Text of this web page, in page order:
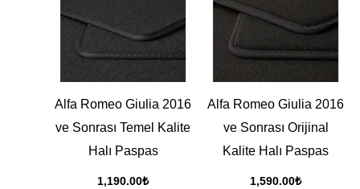
Alfa Romeo Giulia 2016
ve Sonrası Temel Kalite
Halı Paspas
1,190.00₺
Alfa Romeo Giulia 2016
ve Sonrası Orijinal
Kalite Halı Paspas
1,590.00₺